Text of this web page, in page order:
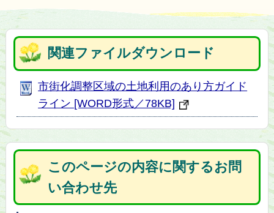
関連ファイルダウンロード
市街化調整区域の土地利用のあり方ガイド
ライン [WORD形式／78KB]
このページの内容に関するお問
い合わせ先